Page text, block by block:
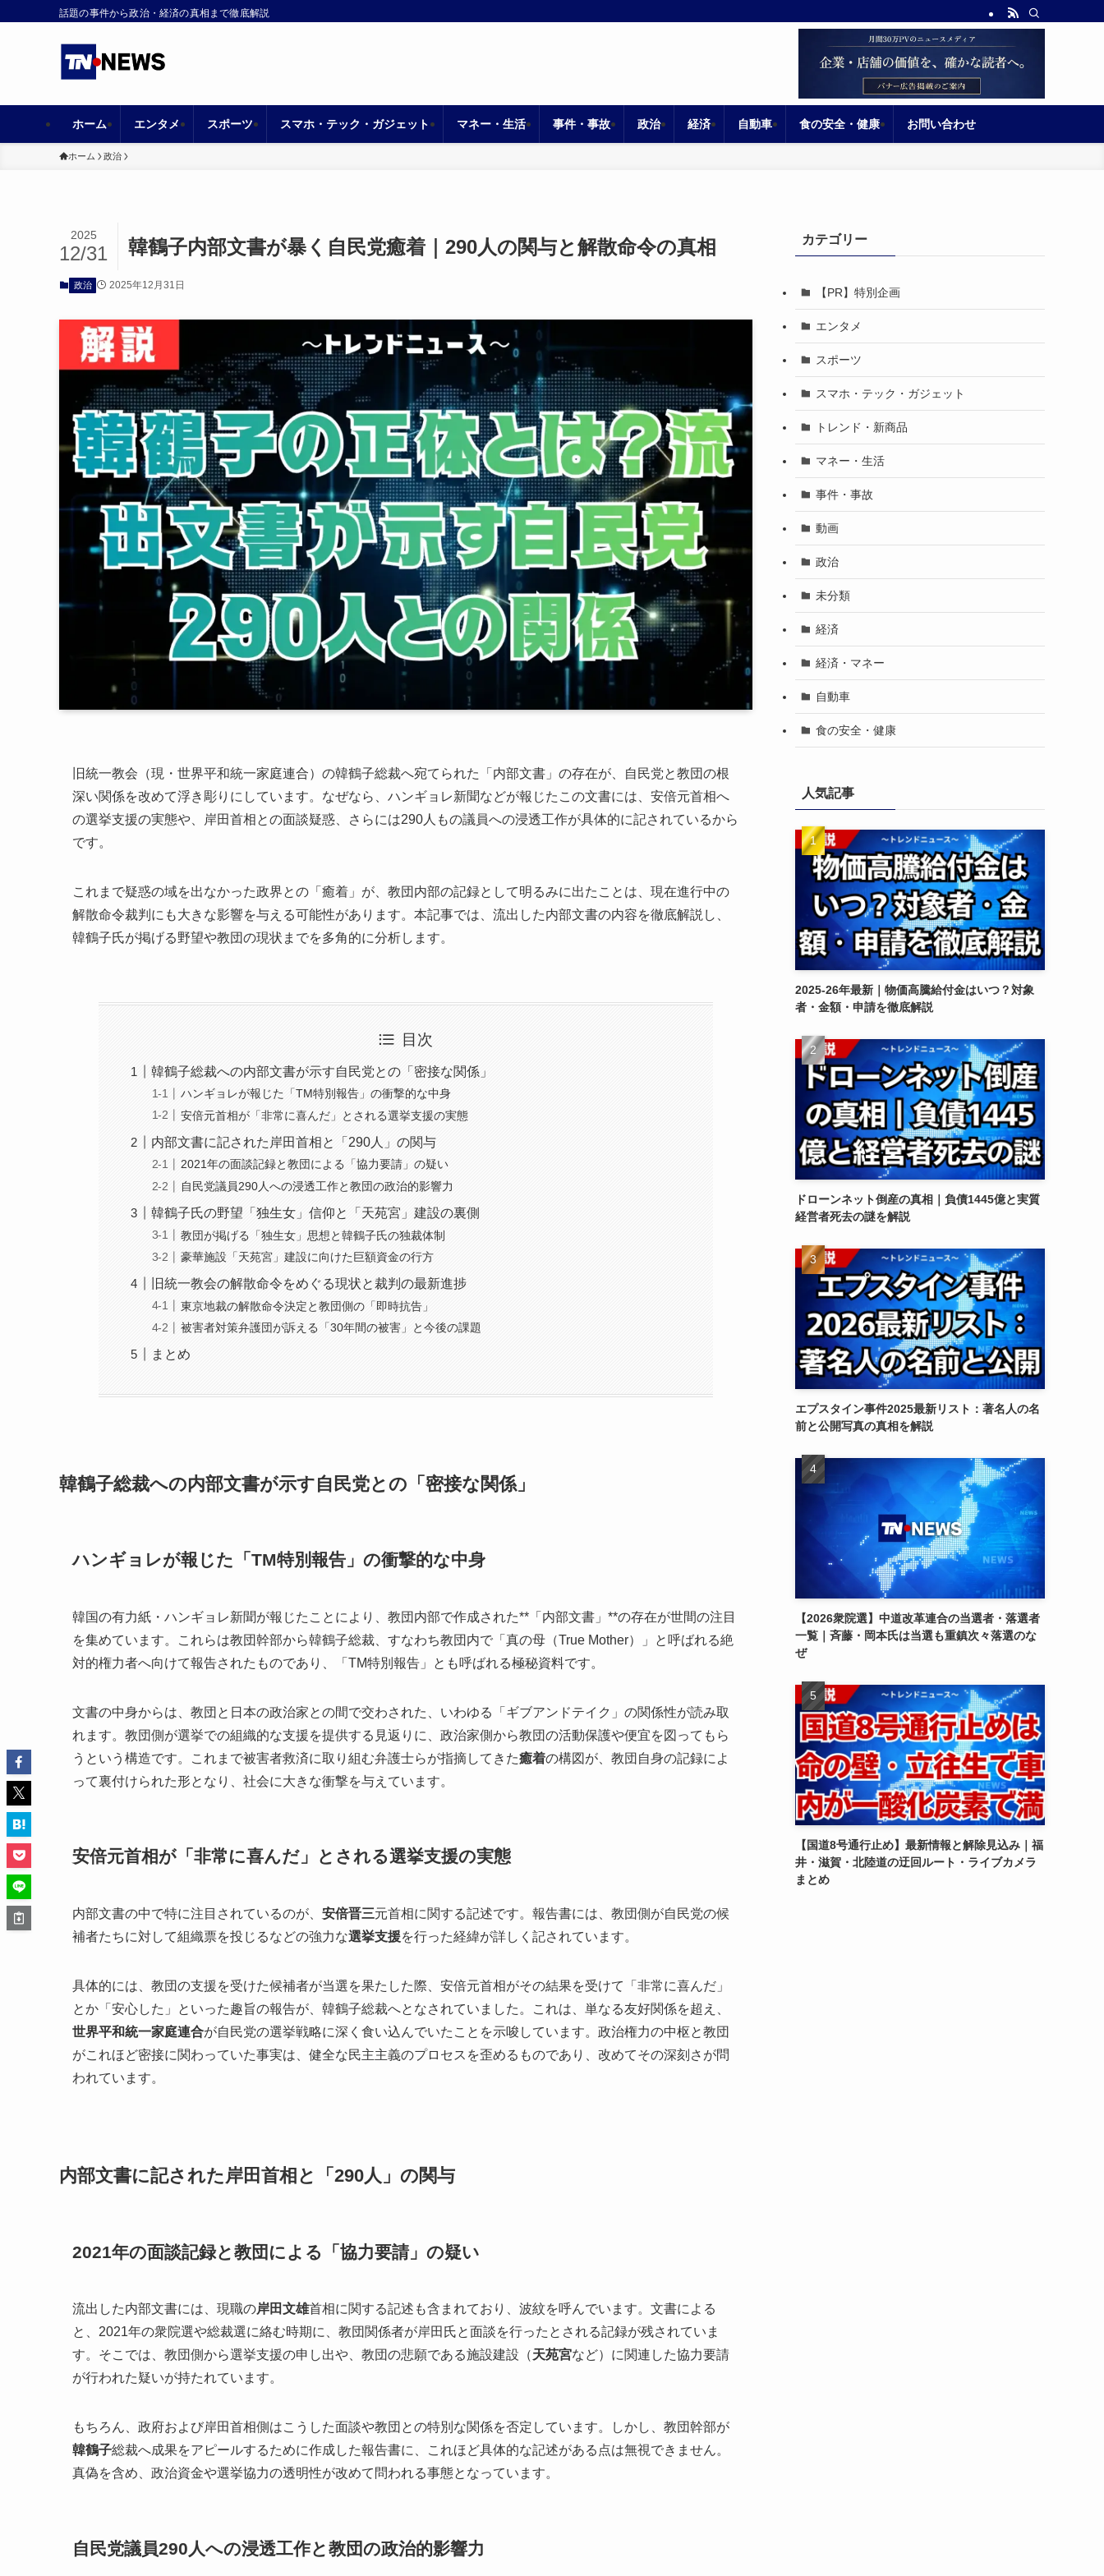
話題の事件から政治・経済の真相まで徹底解説
ホーム エンタメ スポーツ スマホ・テック・ガジェット マネー・生活 事件・事故 政治 経済 自動車 食の安全・健康 お問い合わせ
ホーム 政治
韓鶴子内部文書が暴く自民党癒着｜290人の関与と解散命令の真相
2025
12/31
政治 2025年12月31日
旧統一教会（現・世界平和統一家庭連合）の韓鶴子総裁へ宛てられた「内部文書」の存在が、自民党と教団の根
深い関係を改めて浮き彫りにしています。なぜなら、ハンギョレ新聞などが報じたこの文書には、安倍元首相へ
の選挙支援の実態や、岸田首相との面談疑惑、さらには290人もの議員への浸透工作が具体的に記されているから
です。
これまで疑惑の域を出なかった政界との「癒着」が、教団内部の記録として明るみに出たことは、現在進行中の
解散命令裁判にも大きな影響を与える可能性があります。本記事では、流出した内部文書の内容を徹底解説し、
韓鶴子氏が掲げる野望や教団の現状までを多角的に分析します。
目次
韓鶴子総裁への内部文書が示す自民党との「密接な関係」
ハンギョレが報じた「TM特別報告」の衝撃的な中身
安倍元首相が「非常に喜んだ」とされる選挙支援の実態
内部文書に記された岸田首相と「290人」の関与
2021年の面談記録と教団による「協力要請」の疑い
自民党議員290人への浸透工作と教団の政治的影響力
韓鶴子氏の野望「独生女」信仰と「天苑宮」建設の裏側
教団が掲げる「独生女」思想と韓鶴子氏の独裁体制
豪華施設「天苑宮」建設に向けた巨額資金の行方
旧統一教会の解散命令をめぐる現状と裁判の最新進捗
東京地裁の解散命令決定と教団側の「即時抗告」
被害者対策弁護団が訴える「30年間の被害」と今後の課題
まとめ
韓鶴子総裁への内部文書が示す自民党との「密接な関係」
ハンギョレが報じた「TM特別報告」の衝撃的な中身
韓国の有力紙・ハンギョレ新聞が報じたことにより、教団内部で作成された**「内部文書」**の存在が世間の注目
を集めています。これらは教団幹部から韓鶴子総裁、すなわち教団内で「真の母（True Mother）」と呼ばれる絶
対的権力者へ向けて報告されたものであり、「TM特別報告」とも呼ばれる極秘資料です。
文書の中身からは、教団と日本の政治家との間で交わされた、いわゆる「ギブアンドテイク」の関係性が読み取
れます。教団側が選挙での組織的な支援を提供する見返りに、政治家側から教団の活動保護や便宜を図ってもら
うという構造です。これまで被害者救済に取り組む弁護士らが指摘してきた癒着の構図が、教団自身の記録によ
って裏付けられた形となり、社会に大きな衝撃を与えています。
安倍元首相が「非常に喜んだ」とされる選挙支援の実態
内部文書の中で特に注目されているのが、 安倍晋三元首相に関する記述です。報告書には、教団側が自民党の候
補者たちに対して組織票を投じるなどの強力な選挙支援を行った経緯が詳しく記されています。
具体的には、教団の支援を受けた候補者が当選を果たした際、安倍元首相がその結果を受けて「非常に喜んだ」
とか「安心した」といった趣旨の報告が、韓鶴子総裁へとなされていました。これは、単なる友好関係を超え、
世界平和統一家庭連合が自民党の選挙戦略に深く食い込んでいたことを示唆しています。政治権力の中枢と教団
がこれほど密接に関わっていた事実は、健全な民主主義のプロセスを歪めるものであり、改めてその深刻さが問
われています。
内部文書に記された岸田首相と「290人」の関与
2021年の面談記録と教団による「協力要請」の疑い
流出した内部文書には、現職の岸田文雄首相に関する記述も含まれており、波紋を呼んでいます。文書による
と、2021年の衆院選や総裁選に絡む時期に、教団関係者が岸田氏と面談を行ったとされる記録が残されていま
す。そこでは、教団側から選挙支援の申し出や、教団の悲願である施設建設（天苑宮など）に関連した協力要請
が行われた疑いが持たれています。
もちろん、政府および岸田首相側はこうした面談や教団との特別な関係を否定しています。しかし、教団幹部が
韓鶴子総裁へ成果をアピールするために作成した報告書に、これほど具体的な記述がある点は無視できません。
真偽を含め、政治資金や選挙協力の透明性が改めて問われる事態となっています。
自民党議員290人への浸透工作と教団の政治的影響力
カテゴリー
【PR】特別企画
エンタメ
スポーツ
スマホ・テック・ガジェット
トレンド・新商品
マネー・生活
事件・事故
動画
政治
未分類
経済
経済・マネー
自動車
食の安全・健康
人気記事
2025-26年最新｜物価高騰給付金はいつ？対象
者・金額・申請を徹底解説
ドローンネット倒産の真相｜負債1445億と実質
経営者死去の謎を解説
エプスタイン事件2025最新リスト：著名人の名
前と公開写真の真相を解説
【2026衆院選】中道改革連合の当選者・落選者
一覧｜斉藤・岡本氏は当選も重鎮次々落選のな
ぜ
【国道8号通行止め】最新情報と解除見込み｜福
井・滋賀・北陸道の迂回ルート・ライブカメラ
まとめ